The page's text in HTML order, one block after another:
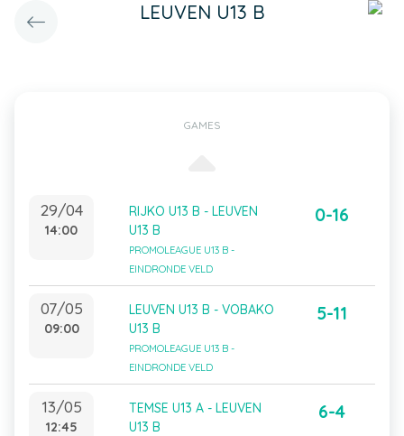
LEUVEN U13 B
GAMES
29/04
14:00
RIJKO U13 B - LEUVEN
U13 B
PROMOLEAGUE U13 B -
EINDRONDE VELD
0-16
07/05
09:00
LEUVEN U13 B - VOBAKO
U13 B
PROMOLEAGUE U13 B -
EINDRONDE VELD
5-11
13/05
12:45
TEMSE U13 A - LEUVEN
U13 B
6-4